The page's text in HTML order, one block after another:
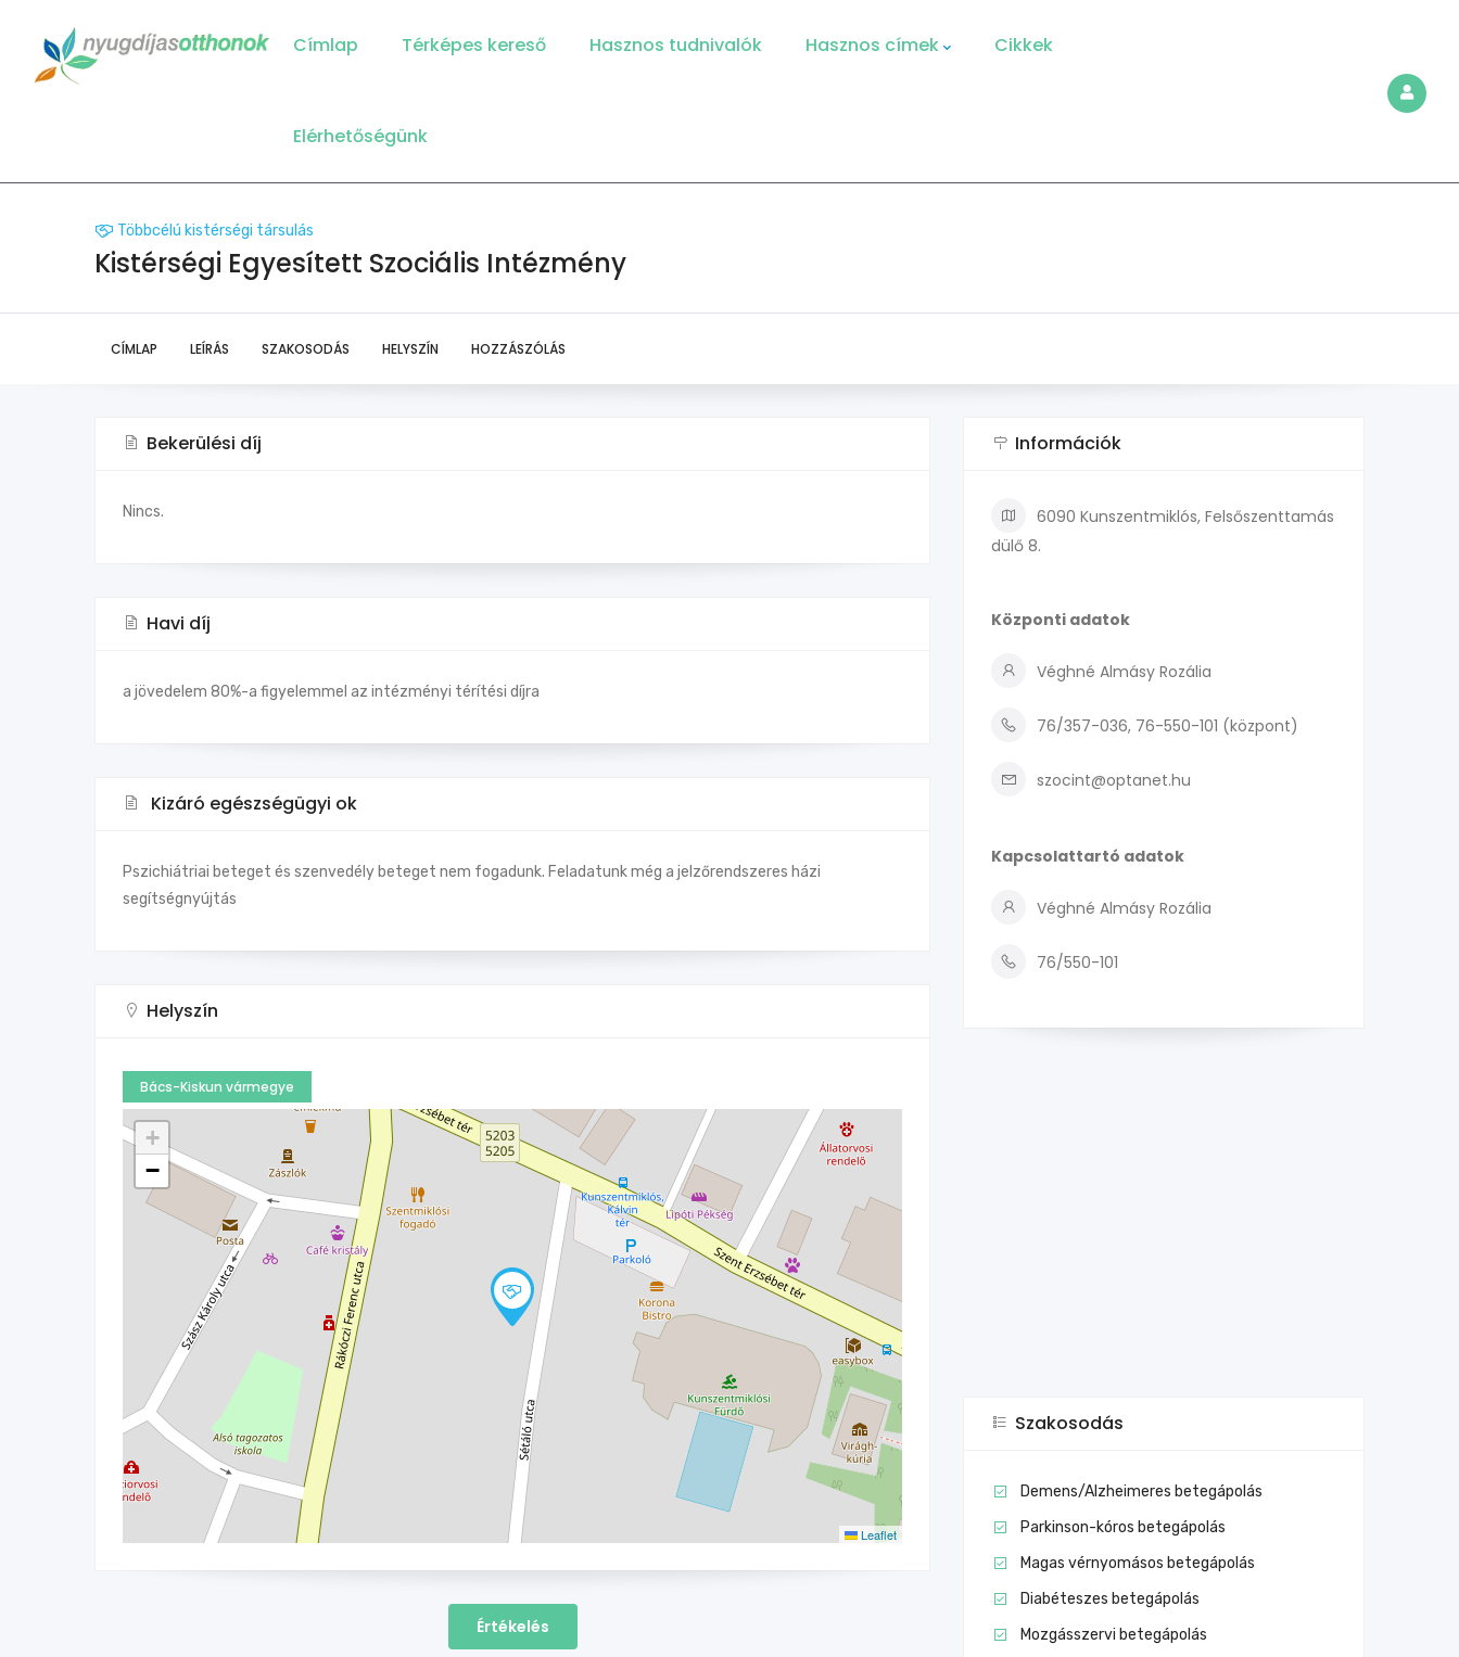
Navigation
Címlap Térképes kereső Hasznos tudnivalók Hasznos címek Cikkek
Elérhetőségünk
Többcélú kistérségi társulás
Kistérségi Egyesített Szociális Intézmény
CÍMLAP LEÍRÁS SZAKOSODÁS HELYSZÍN HOZZÁSZÓLÁS
Bekerülési díj
Nincs.
Havi díj
a jövedelem 80%-a figyelemmel az intézményi térítési díjra
Kizáró egészségügyi ok
Pszichiátriai beteget és szenvedély beteget nem fogadunk. Feladatunk még a jelzőrendszeres házi
segítségnyújtás
Helyszín
Bács-Kiskun vármegye
+
−
Leaflet
Értékelés
Információk
6090 Kunszentmiklós, Felsőszenttamás
dülő 8.
Központi adatok
Véghné Almásy Rozália
76/357-036, 76-550-101 (központ)
szocint@optanet.hu
Kapcsolattartó adatok
Véghné Almásy Rozália
76/550-101
Szakosodás
Demens/Alzheimeres betegápolás
Parkinson-kóros betegápolás
Magas vérnyomásos betegápolás
Diabéteszes betegápolás
Mozgásszervi betegápolás